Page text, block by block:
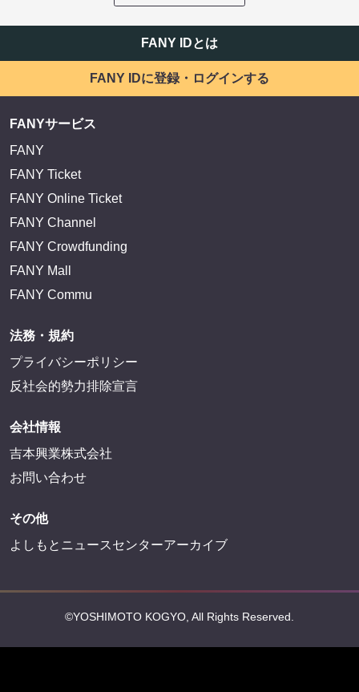
FANY IDとは
FANY IDに登録・ログインする
FANYサービス
FANY
FANY Ticket
FANY Online Ticket
FANY Channel
FANY Crowdfunding
FANY Mall
FANY Commu
法務・規約
プライバシーポリシー
反社会的勢力排除宣言
会社情報
吉本興業株式会社
お問い合わせ
その他
よしもとニュースセンターアーカイブ
©YOSHIMOTO KOGYO, All Rights Reserved.